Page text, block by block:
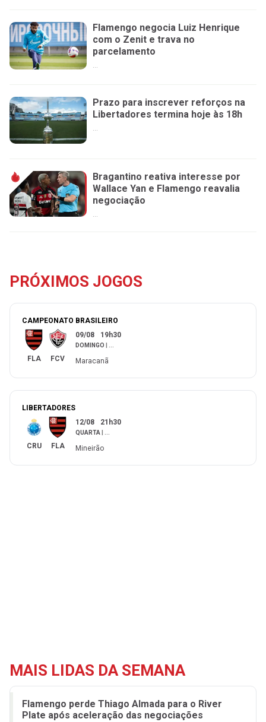
Flamengo negocia Luiz Henrique
com o Zenit e trava no
parcelamento
...
Prazo para inscrever reforços na
Libertadores termina hoje às 18h
Bragantino reativa interesse por
Wallace Yan e Flamengo reavalia
negociação
...
PRÓXIMOS JOGOS
CAMPEONATO BRASILEIRO
FLA FCV
09/08 19h30
DOMINGO ...
Maracanã
LIBERTADORES
CRU FLA
12/08 21h30
QUARTA ...
Mineirão
MAIS LIDAS DA SEMANA
Flamengo perde Thiago Almada para o River
Plate após aceleração das negociações